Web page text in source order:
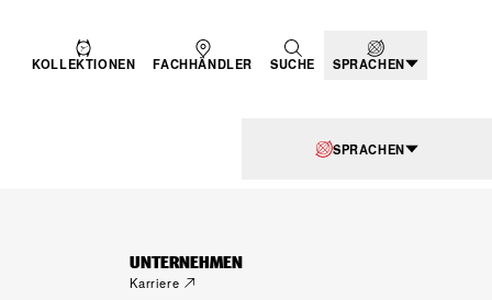
KOLLEKTIONEN FACHHÄNDLER SUCHE SPRACHEN
UNTERNEHMEN
Karriere
SPRACHEN